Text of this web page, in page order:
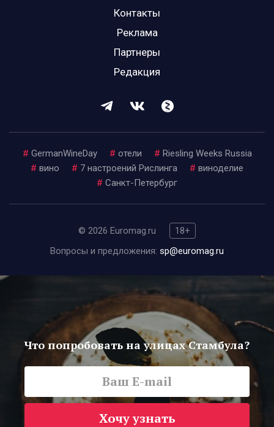
Контакты
Реклама
Партнеры
Редакция
# GermanWineDay # отели # Riesling Weeks Russia
# вино # 7 настроений Рислинга # виноделие
# Санкт-Петербург
© 2026 Euromag.ru
18+
Вопросы и предложения: sp@euromag.ru
Что попробовать на улицах Стамбула?
Хочу узнать